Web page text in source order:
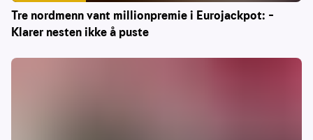
Tre nordmenn vant millionpremie i Eurojackpot: –
Klarer nesten ikke å puste